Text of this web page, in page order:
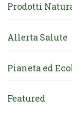
Prodotti
Allerta Salute
Pianeta ed
Featured